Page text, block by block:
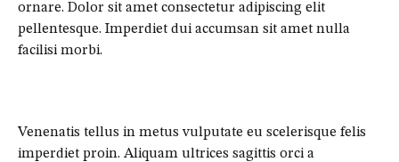
ornare. Dolor sit amet consectetur adipiscing elit
pellentesque. Imperdiet dui accumsan sit amet nulla
facilisi morbi.
Venenatis tellus in metus vulputate eu scelerisque felis
imperdiet proin. Aliquam ultrices sagittis orci a